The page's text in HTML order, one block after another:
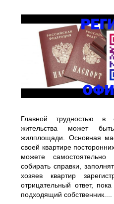
Главной трудностью в
жительства может
жилплощади. Основная
своей квартире
можете
собирать справки,
хозяев квартир
отрицательный ответ,
подходящий